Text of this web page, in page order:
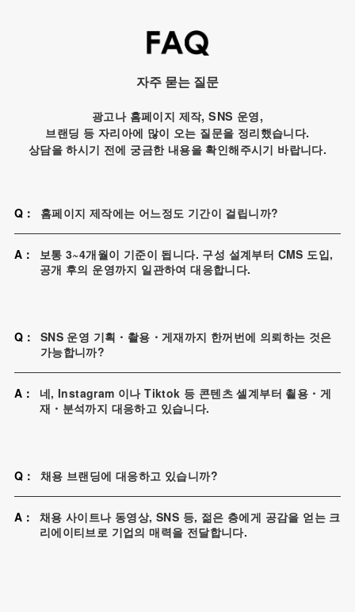
자주 묻는 질문
광고나 홈페이지 제작, SNS 운영,
브랜딩 등 자리아에 많이 오는 질문을 정리했습니다.
상담을 하시기 전에 궁금한 내용을 확인해주시기 바랍니다.
Q： 홈페이지 제작에는 어느정도 기간이 걸립니까?
A：
보통 3~4개월이 기준이 됩니다. 구성 설계부터 CMS 도입,
공개 후의 운영까지 일관하여 대응합니다.
Q：
SNS 운영 기획・촬용・게재까지 한꺼번에 의뢰하는 것은
가능합니까?
A：
네, Instagram 이나 Tiktok 등 콘텐츠 셀계부터 쵤용・게
재・분석까지 대응하고 있습니다.
Q： 채용 브랜딩에 대응하고 있습니까?
A：
채용 사이트나 동영상, SNS 등, 젊은 층에게 공감을 얻는 크
리에이티브로 기업의 매력을 전달합니다.